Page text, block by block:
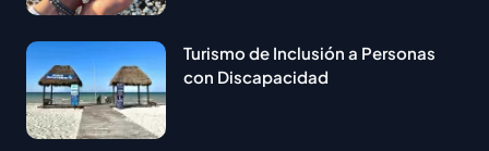
Turismo de Inclusión a Personas
con Discapacidad